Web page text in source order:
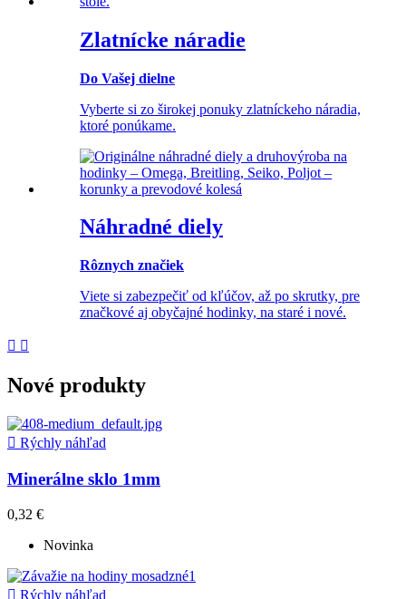
Zlatnícke náradie
Do Vašej dielne
Vyberte si zo širokej ponuky zlatníckeho náradia,
ktoré ponúkame.
Náhradné diely
Rôznych značiek
Viete si zabezpečiť od kľúčov, až po skrutky, pre
značkové aj obyčajné hodinky, na staré i nové.
 
Nové produkty
 Rýchly náhľad
Minerálne sklo 1mm
0,32 €
Novinka
 Rýchly náhľad